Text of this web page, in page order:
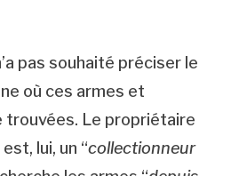
pas souhaité préciser le
où ces armes et
trouvées. Le propriétaire
lui, un “collectionneur